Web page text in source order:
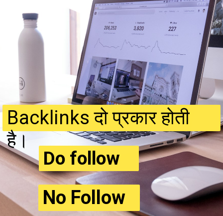
Backlinks दो प्रकार होती
है।
Do follow
No Follow